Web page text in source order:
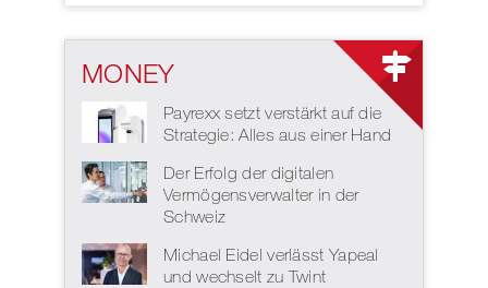
MONEY
Payrexx setzt verstärkt auf die
Strategie: Alles aus einer Hand
Der Erfolg der digitalen
Vermögensverwalter in der
Schweiz
Michael Eidel verlässt Yapeal
und wechselt zu Twint